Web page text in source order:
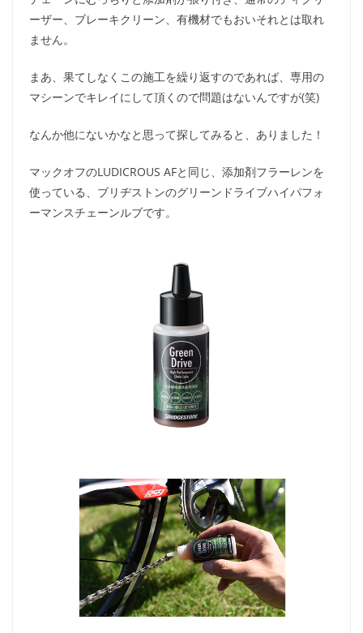
ーザー、ブレーキクリーン、有機材でもおいそれとは取れ
ません。
まあ、果てしなくこの施工を繰り返すのであれば、専用の
マシーンでキレイにして頂くので問題はないんですが(笑)
なんか他にないかなと思って探してみると、ありました！
マックオフのLUDICROUS AFと同じ、添加剤フラーレンを
使っている、ブリヂストンのグリーンドライブハイパフォ
ーマンスチェーンルブです。